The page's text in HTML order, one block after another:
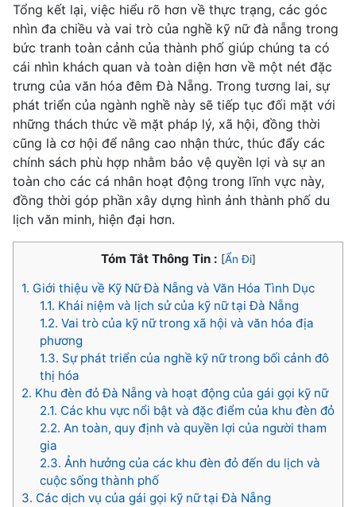
Tổng kết lại, việc hiểu rõ hơn về thực trạng, các góc
nhìn đa chiều và vai trò của nghề kỹ nữ đà nẵng trong
bức tranh toàn cảnh của thành phố giúp chúng ta có
cái nhìn khách quan và toàn diện hơn về một nét đặc
trưng của văn hóa đêm Đà Nẵng. Trong tương lai, sự
phát triển của ngành nghề này sẽ tiếp tục đối mặt với
những thách thức về mặt pháp lý, xã hội, đồng thời
cũng là cơ hội để nâng cao nhận thức, thúc đẩy các
chính sách phù hợp nhằm bảo vệ quyền lợi và sự an
toàn cho các cá nhân hoạt động trong lĩnh vực này,
đồng thời góp phần xây dựng hình ảnh thành phố du
lịch văn minh, hiện đại hơn.
Tóm Tắt Thông Tin : [Ẩn Đi]
1. Giới thiệu về Kỹ Nữ Đà Nẵng và Văn Hóa Tình Dục
1.1. Khái niệm và lịch sử của kỹ nữ tại Đà Nẵng
1.2. Vai trò của kỹ nữ trong xã hội và văn hóa địa
phương
1.3. Sự phát triển của nghề kỹ nữ trong bối cảnh đô
thị hóa
2. Khu đèn đỏ Đà Nẵng và hoạt động của gái gọi kỹ nữ
2.1. Các khu vực nổi bật và đặc điểm của khu đèn đỏ
2.2. An toàn, quy định và quyền lợi của người tham
gia
2.3. Ảnh hưởng của các khu đèn đỏ đến du lịch và
cuộc sống thành phố
3. Các dịch vụ của gái gọi kỹ nữ tại Đà Nẵng